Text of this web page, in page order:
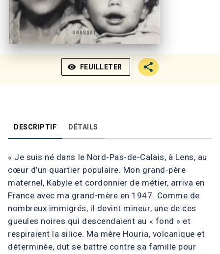
visibility FEUILLETER
DESCRIPTIF DÉTAILS
« Je suis né dans le Nord-Pas-de-Calais, à Lens, au
cœur d’un quartier populaire. Mon grand-père
maternel, Kabyle et cordonnier de métier, arriva en
France avec ma grand-mère en 1947. Comme de
nombreux immigrés, il devint mineur, une de ces
gueules noires qui descendaient au « fond » et
respiraient la silice. Ma mère Houria, volcanique et
déterminée, dut se battre contre sa famille pour